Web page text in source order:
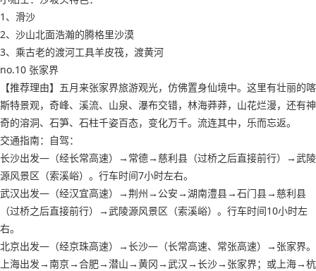
1、滑沙
2、沙山北面浩瀚的腾格里沙漠
3、乘古老的渡河工具羊皮筏，渡黄河
no.10 张家界
【推荐理由】五月来张家界旅游观光，仿佛置身仙境中。这里有壮丽的喀
斯特景观，奇峰、溪流、山泉、瀑布交错，林海莽莽，山花烂漫，还有神
奇的溶洞、石笋、石柱千姿百态，变化万千。流连其中，乐而忘返。
交通指南：自驾：
长沙出发—（经长常高速）→常德→慈利县（过桥之后直接前行）→武陵
源风景区（索溪峪）。行车时间7小时左右。
武汉出发—（经汉宜高速）→荆州→公安→湖南澧县→石门县→慈利县
（过桥之后直接前行）→武陵源风景区（索溪峪）。行车时间10小时左
右。
北京出发—（经京珠高速）→长沙—（长常高速、常张高速）→张家界。
上海出发→南京→合肥→潜山→黄冈→武汉→长沙→张家界；或上海→杭